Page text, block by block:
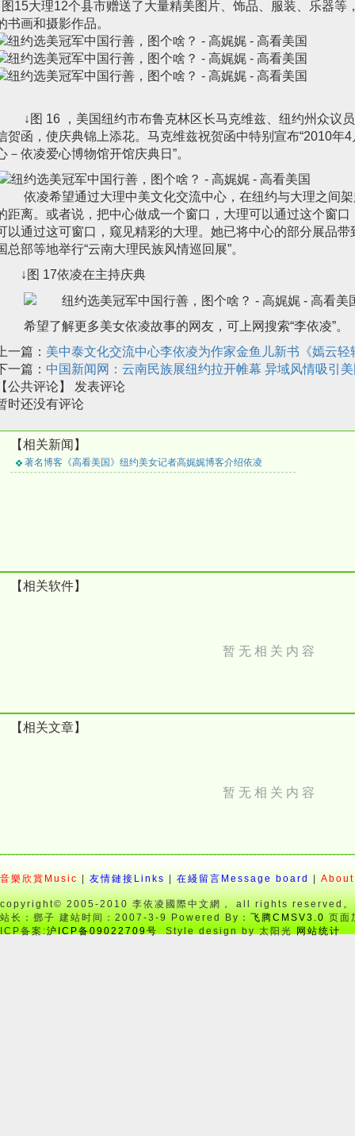
图15大理12个县市赠送了大量精美图片、饰品、服装、乐器等
书画和摄影作品。
↓图 16 ，美国纽约市布鲁克林区长马克维兹、纽约州众议
贺函，使庆典锦上添花。马克维兹祝贺函中特别宣布“2010年
－依凌爱心博物馆开馆庆典日”。
依凌希望通过大理中美文化交流中心，在纽约与大理之间
距离。或者说，把中心做成一个窗口，大理可以通过这个窗
以通过这可窗口，窥见精彩的大理。她已将中心的部分展品
总部等地举行“云南大理民族风情巡回展”。
↓图 17依凌在主持庆典
希望了解更多美女依凌故事的网友，可上网搜索“李依凌”。
一篇： 美中泰文化交流中心李依凌为作家金鱼儿新书《嫣云
一篇： 中国新闻网：云南民族展纽约拉开帷幕 异域风情吸引
公共评论】
发表评论
时还没有评论
【相关新闻】
著名博客《高看美国》纽约美女记者高娓娓博客介绍依凌
【相关软件】
暂 无 相 关 内 容
【相关文章】
暂 无 相 关 内 容
音樂欣賞Music 友情鏈接Links 在綫留言Message board
copyright© 2005-2010 李依凌國際中文網， all rights reserved。
站长：鄧子 建站时间：2007-3-9 Powered By：飞腾CMSV3.0页面
ICP备案:沪ICP备09022709号 Style design by 太阳光 网站统计